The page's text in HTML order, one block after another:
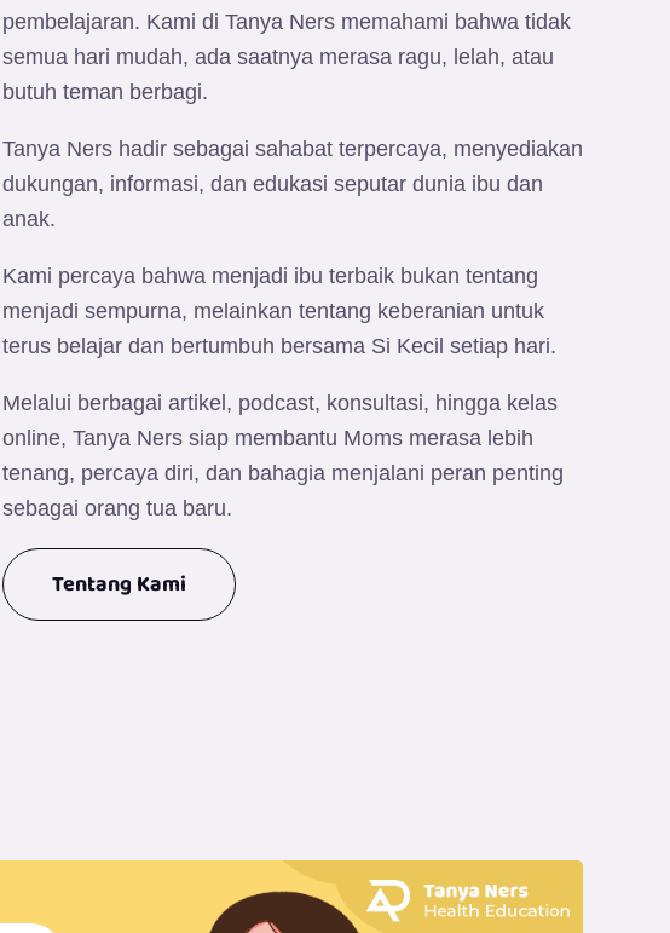
pembelajaran. Kami di Tanya Ners memahami bahwa tidak
semua hari mudah, ada saatnya merasa ragu, lelah, atau
butuh teman berbagi.
Tanya Ners hadir sebagai sahabat terpercaya, menyediakan
dukungan, informasi, dan edukasi seputar dunia ibu dan
anak.
Kami percaya bahwa menjadi ibu terbaik bukan tentang
menjadi sempurna, melainkan tentang keberanian untuk
terus belajar dan bertumbuh bersama Si Kecil setiap hari.
Melalui berbagai artikel, podcast, konsultasi, hingga kelas
online, Tanya Ners siap membantu Moms merasa lebih
tenang, percaya diri, dan bahagia menjalani peran penting
sebagai orang tua baru.
Tentang Kami